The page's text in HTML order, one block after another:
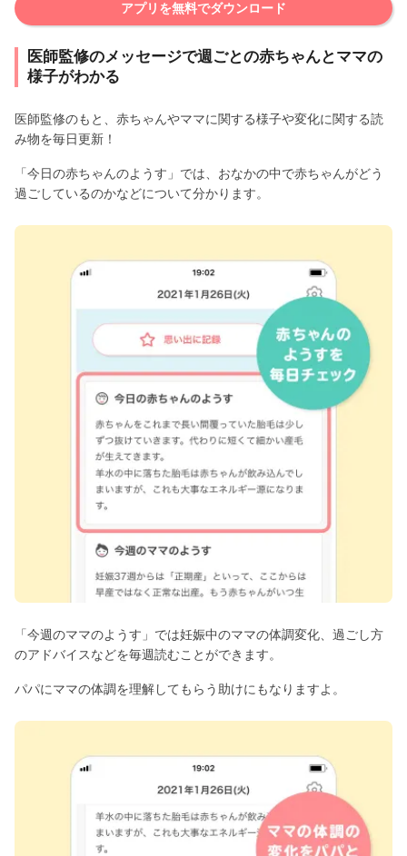
アプリを無料でダウンロード
医師監修のメッセージで週ごとの赤ちゃんとママの
様子がわかる
医師監修のもと、赤ちゃんやママに関する様子や変化に関する読
み物を毎日更新！
「今日の赤ちゃんのようす」では、おなかの中で赤ちゃんがどう
過ごしているのかなどについて分かります。
「今週のママのようす」では妊娠中のママの体調変化、過ごし方
のアドバイスなどを毎週読むことができます。
パパにママの体調を理解してもらう助けにもなりますよ。